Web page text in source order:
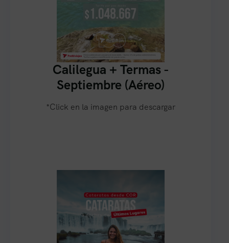
Calilegua + Termas -
Septiembre (Aéreo)
*Click en la imagen para descargar